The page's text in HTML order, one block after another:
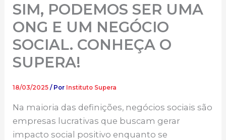
SIM, PODEMOS SER UMA
ONG E UM NEGÓCIO
SOCIAL. CONHEÇA O
SUPERA!
18/03/2025/ Por Instituto Supera
Na maioria das definições, negócios sociais são
empresas lucrativas que buscam gerar
impacto social positivo enquanto se